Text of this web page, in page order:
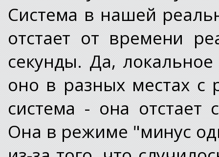
Система в нашей
отстает от времени
секунды. Да,
оно в разных местах с
система - она отстает
Она в режиме "минус